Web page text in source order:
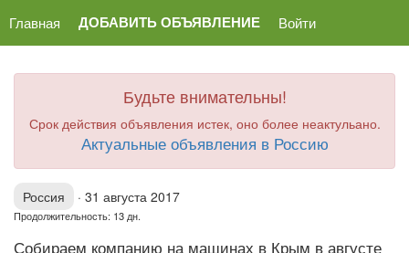
Главная ДОБАВИТЬ ОБЪЯВЛЕНИЕ Войти
Будьте внимательны!
Срок действия объявления истек, оно более неактульано.
Актуальные объявления в Россию
Россия · 31 августа 2017
Продолжительность: 13 дн.
Собираем компанию на машинах в Крым в августе